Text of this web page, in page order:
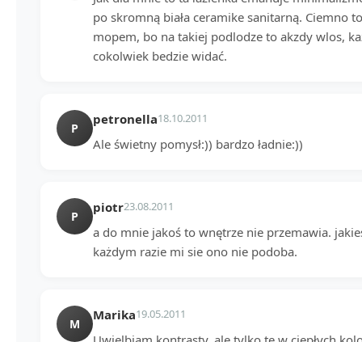
po skromną biała ceramike sanitarną. Ciemno
mopem, bo na takiej podlodze to akzdy wlos,
cokolwiek bedzie widać.
P
petronella18.10.2011
Ale świetny pomysł:)) bardzo ładnie:))
P
piotr23.08.2011
a do mnie jakoś to wnętrze nie przemawia.
każdym razie mi sie ono nie podoba.
M
Marika19.05.2011